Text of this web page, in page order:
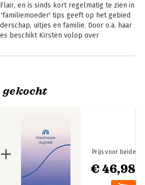
en is sinds kort regelmatig te zien in
tips geeft op het gebied
uitjes en familie. Door o.a. haar
beschikt Kirsten volop over
gekocht
€ 46,98
Prijs voor beide